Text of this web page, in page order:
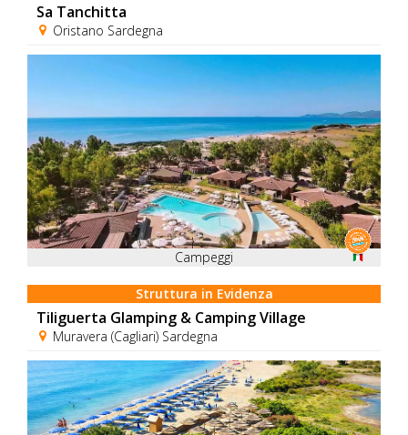
Sa Tanchitta
Oristano Sardegna
Campeggi
Struttura in Evidenza
Tiliguerta Glamping & Camping Village
Muravera (Cagliari) Sardegna